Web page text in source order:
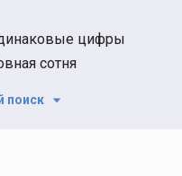
цифры
сотня
поиск